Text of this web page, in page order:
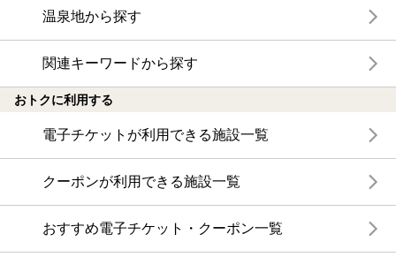
温泉地から探す
関連キーワードから探す
おトクに利用する
電子チケットが利用できる施設一覧
クーポンが利用できる施設一覧
おすすめ電子チケット・クーポン一覧